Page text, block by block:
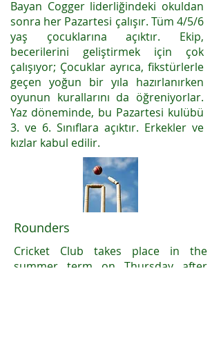
Bayan Cogger liderliğindeki okuldan
sonra her Pazartesi çalışır. Tüm 4/5/6
yaş çocuklarına açıktır. Ekip,
becerilerini geliştirmek için çok
çalışıyor; Çocuklar ayrıca, fikstürlerle
geçen yoğun bir yıla hazırlanırken
oyunun kurallarını da öğreniyorlar.
Yaz döneminde, bu Pazartesi kulübü
3. ve 6. Sınıflara açıktır. Erkekler ve
kızlar kabul edilir.
Rounders
Cricket Club takes place in the
summer term on Thursday after